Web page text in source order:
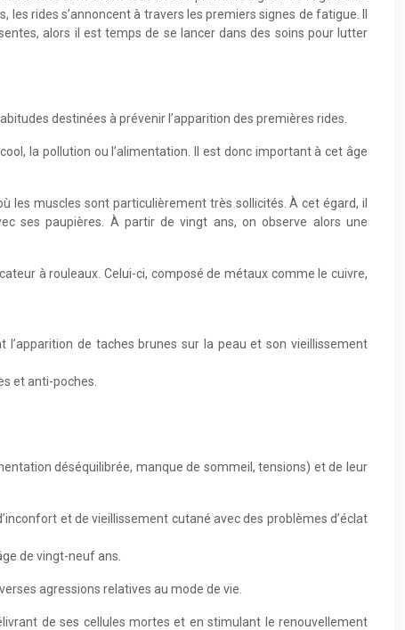
rides s’annoncent à travers les premiers signes de fatigue. Il
alors il est temps de se lancer dans des soins pour lutter
destinées à prévenir l’apparition des premières rides.
la pollution ou l’alimentation. Il est donc important à cet âge
les muscles sont particulièrement très sollicités. À cet égard, il
ses paupières. À partir de vingt ans, on observe alors une
à rouleaux. Celui-ci, composé de métaux comme le cuivre,
de taches brunes sur la peau et son vieillissement
et anti-poches.
déséquilibrée, manque de sommeil, tensions) et de leur
et de vieillissement cutané avec des problèmes d’éclat
de vingt-neuf ans.
agressions relatives au mode de vie.
de ses cellules mortes et en stimulant le renouvellement